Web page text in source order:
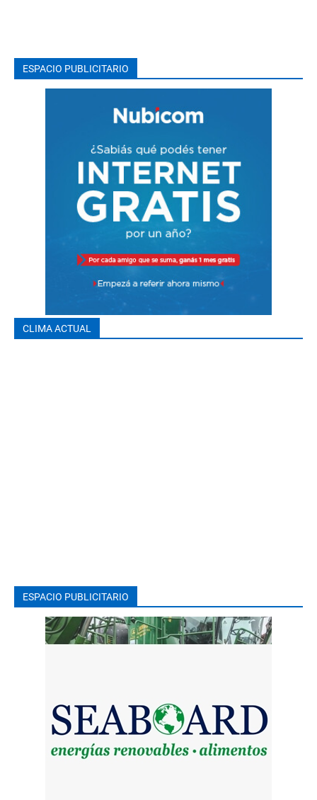
ESPACIO PUBLICITARIO
CLIMA ACTUAL
ESPACIO PUBLICITARIO